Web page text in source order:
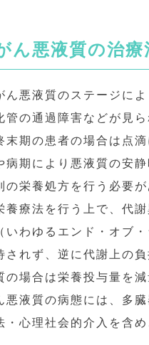
ん悪液質の治療
ん悪液質のステージに
管の通過障害などが見
末期の患者の場合は点
病期により悪液質の安
の栄養処方を行う必要が
養療法を行う上で、代
（いわゆるエンド・オブ
されず、逆に代謝上の
の場合は栄養投与量を
悪液質の病態には、多
・心理社会的介入を含